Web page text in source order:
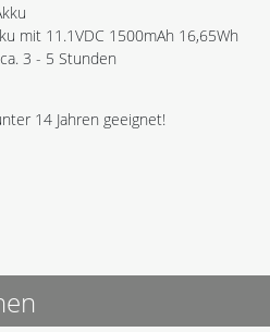
mit 11.1VDC 1500mAh 16,65Wh
3 - 5 Stunden
14 Jahren geeignet!